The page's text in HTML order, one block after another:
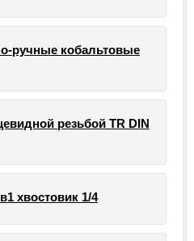
ручные кобальтовые
резьбой TR DIN
хвостовик 1/4